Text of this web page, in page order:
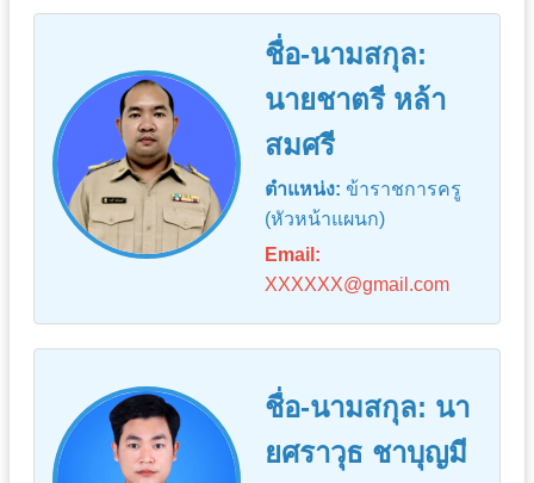
ชื่อ-นามสกุล:
นายชาตรี หล้า
สมศรี
ตำแหน่ง: ข้าราชการครู
(หัวหน้าแผนก)
Email:
XXXXXX@gmail.com
ชื่อ-นามสกุล: นา
ยศราวุธ ชาบุญมี